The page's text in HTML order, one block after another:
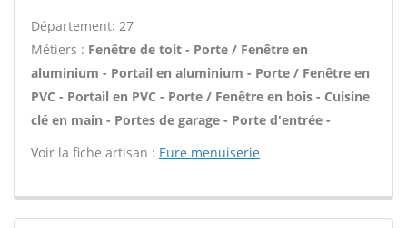
Département: 27
Métiers : Fenêtre de toit - Porte / Fenêtre en
aluminium - Portail en aluminium - Porte / Fenêtre en
PVC - Portail en PVC - Porte / Fenêtre en bois - Cuisine
clé en main - Portes de garage - Porte d'entrée -
Voir la fiche artisan : Eure menuiserie